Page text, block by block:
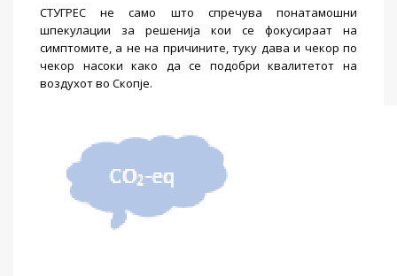
СТУГРЕС не само што спречува понатамошни
шпекулации за решенија кои се фокусираат на
симптомите, а не на причините, туку дава и чекор по
чекор насоки како да се подобри квалитетот на
воздухот во Скопје.